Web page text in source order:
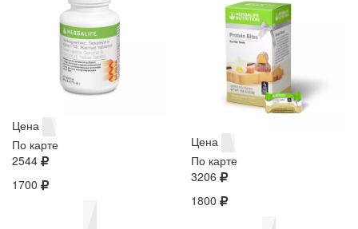
Цена
По карте
2544
1700
Цена
По карте
3206
1800